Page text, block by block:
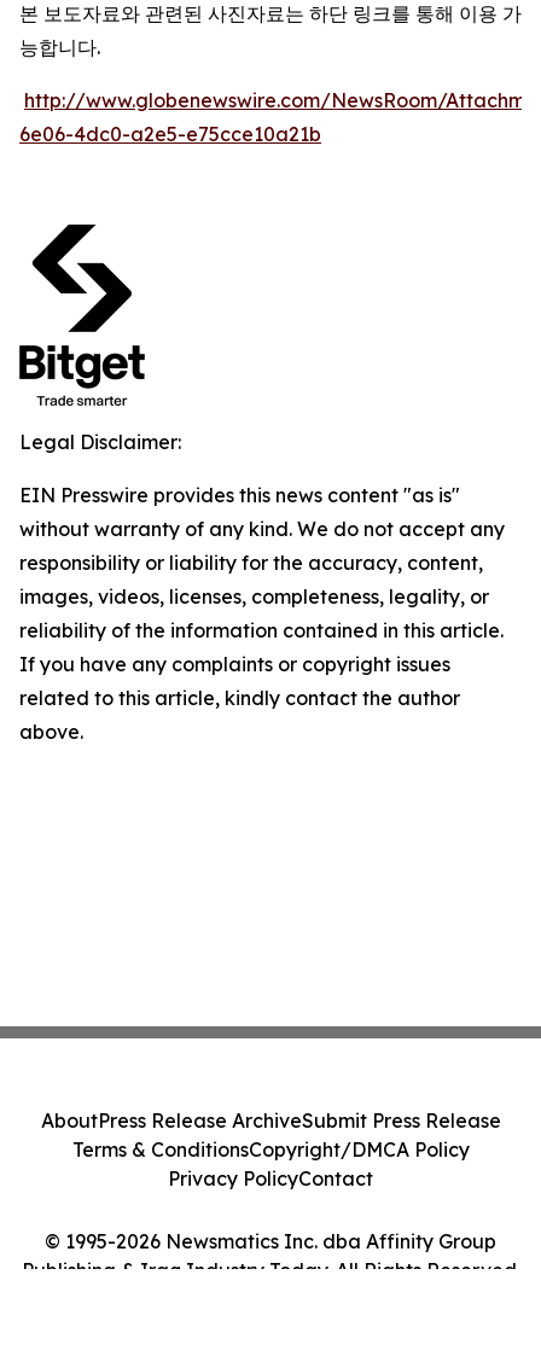
본 보도자료와 관련된 사진자료는 하단 링크를 통해 이용 가
능합니다.
http://www.globenewswire.com/NewsRoom/
6e06-4dc0-a2e5-e75cce10a21b
Legal Disclaimer:
EIN Presswire provides this news content "as is"
without warranty of any kind. We do not accept any
responsibility or liability for the accuracy, content,
images, videos, licenses, completeness, legality, or
reliability of the information contained in this article.
If you have any complaints or copyright issues
related to this article, kindly contact the author
above.
© 1995-2026 Newsmatics Inc. dba Affinity Group
Publishing & Iraq Industry Today. All Rights Reserved.
AboutPress Release ArchiveSubmit Press Release
Terms & ConditionsCopyright/DMCA Policy
Privacy PolicyContact